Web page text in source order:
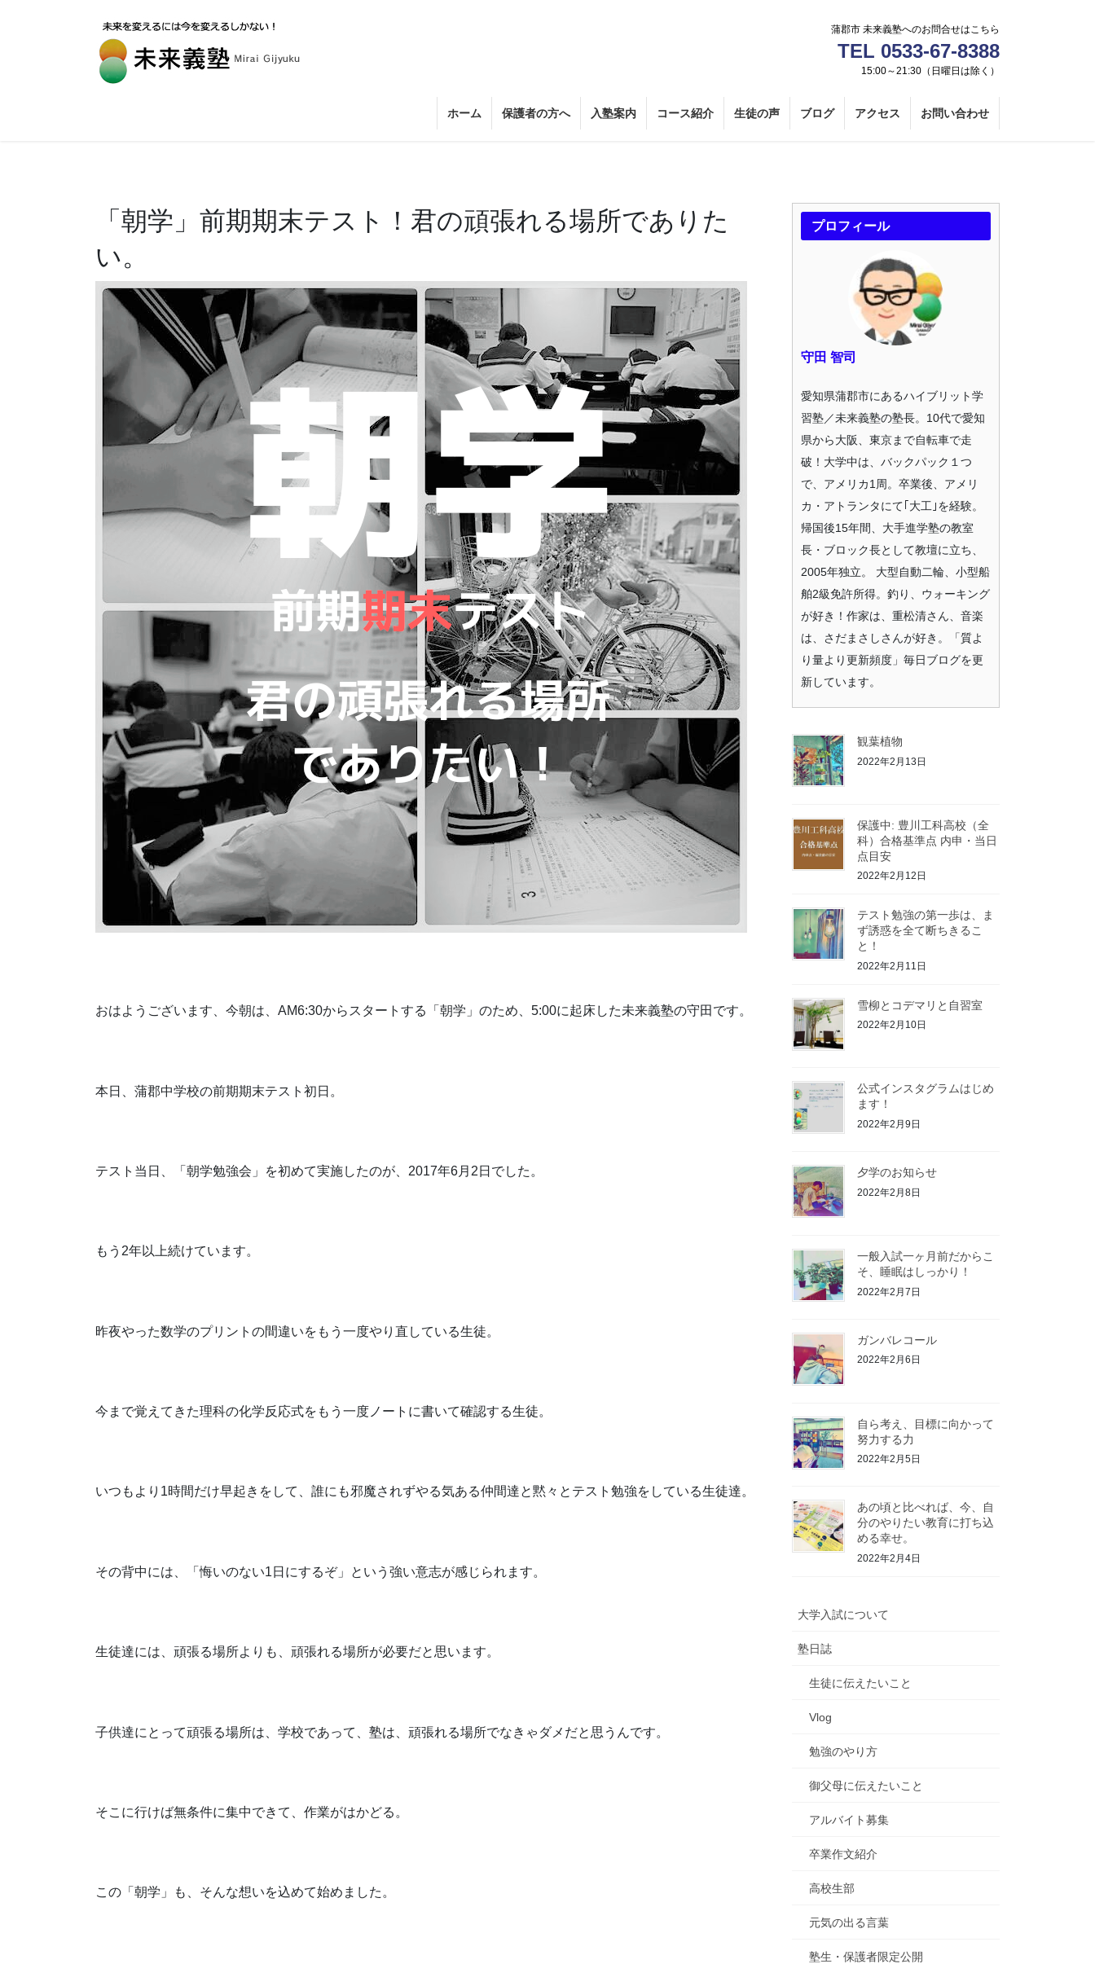
蒲郡市 未来義塾へのお問合せはこちら
TEL 0533-67-8388
15:00～21:30（日曜日は除く）
ホーム 保護者の方へ 入塾案内 コース紹介 生徒の声 ブログ アクセス お問い合わせ
「朝学」前期期末テスト！君の頑張れる場所でありた
い。
おはようございます、今朝は、AM6:30からスタートする「朝学」のため、5:00に起床した未来義塾の守田です。
本日、蒲郡中学校の前期期末テスト初日。
テスト当日、「朝学勉強会」を初めて実施したのが、2017年6月2日でした。
もう2年以上続けています。
昨夜やった数学のプリントの間違いをもう一度やり直している生徒。
今まで覚えてきた理科の化学反応式をもう一度ノートに書いて確認する生徒。
いつもより1時間だけ早起きをして、誰にも邪魔されずやる気ある仲間達と黙々とテスト勉強をしている生徒達。
その背中には、「悔いのない1日にするぞ」という強い意志が感じられます。
生徒達には、頑張る場所よりも、頑張れる場所が必要だと思います。
子供達にとって頑張る場所は、学校であって、塾は、頑張れる場所でなきゃダメだと思うんです。
そこに行けば無条件に集中できて、作業がはかどる。
この「朝学」も、そんな想いを込めて始めました。
プロフィール
守田 智司
愛知県蒲郡市にあるハイブリット学
習塾／未来義塾の塾長。10代で愛知
県から大阪、東京まで自転車で走
破！大学中は、バックパック１つ
で、アメリカ1周。卒業後、アメリ
カ・アトランタにて｢大工｣を経験。
帰国後15年間、大手進学塾の教室
長・ブロック長として教壇に立ち、
2005年独立。 大型自動二輪、小型船
舶2級免許所得。釣り、ウォーキング
が好き！作家は、重松清さん、音楽
は、さだまさしさんが好き。「質よ
り量より更新頻度」毎日ブログを更
新しています。
観葉植物
2022年2月13日
保護中: 豊川工科高校（全
科）合格基準点 内申・当日
点目安
2022年2月12日
テスト勉強の第一歩は、ま
ず誘惑を全て断ちきるこ
と！
2022年2月11日
雪柳とコデマリと自習室
2022年2月10日
公式インスタグラムはじめ
ます！
2022年2月9日
夕学のお知らせ
2022年2月8日
一般入試一ヶ月前だからこ
そ、睡眠はしっかり！
2022年2月7日
ガンバレコール
2022年2月6日
自ら考え、目標に向かって
努力する力
2022年2月5日
あの頃と比べれば、今、自
分のやりたい教育に打ち込
める幸せ。
2022年2月4日
大学入試について
塾日誌
生徒に伝えたいこと
Vlog
勉強のやり方
御父母に伝えたいこと
アルバイト募集
卒業作文紹介
高校生部
元気の出る言葉
塾生・保護者限定公開